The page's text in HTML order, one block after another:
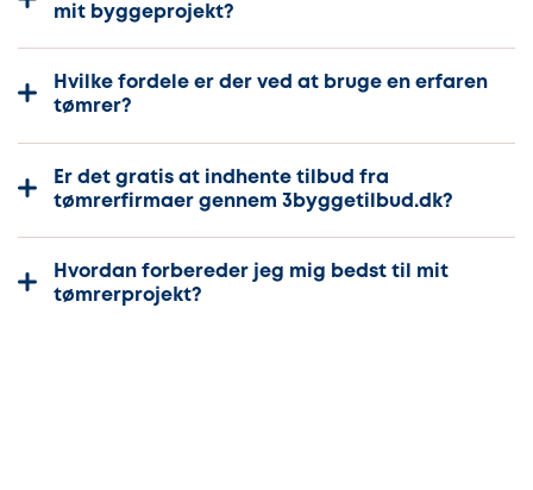
mit byggeprojekt?
Hvilke fordele er der ved at bruge en erfaren
tømrer?
Er det gratis at indhente tilbud fra
tømrerfirmaer gennem 3byggetilbud.dk?
Hvordan forbereder jeg mig bedst til mit
tømrerprojekt?